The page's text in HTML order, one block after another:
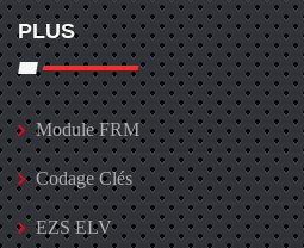
PLUS
Module FRM
Codage Clés
EZS ELV